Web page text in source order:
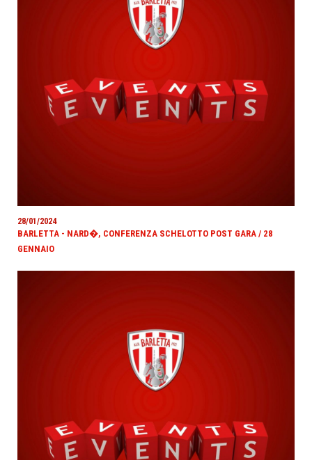
28/01/2024
BARLETTA - NARD�, CONFERENZA SCHELOTTO POST GARA / 28
GENNAIO